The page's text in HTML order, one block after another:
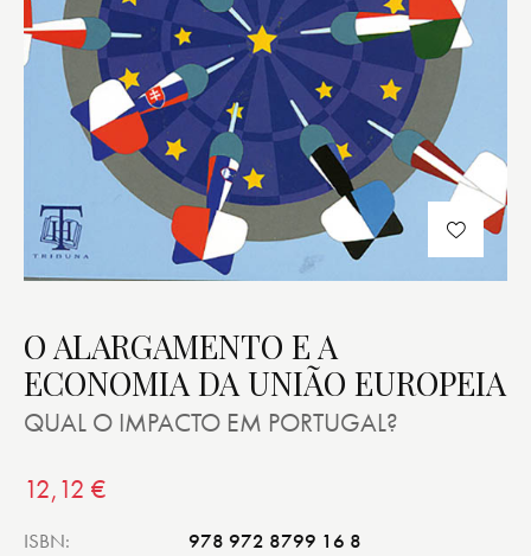
O ALARGAMENTO E A
ECONOMIA DA UNIÃO EUROPEIA
QUAL O IMPACTO EM PORTUGAL?
12,12 €
ISBN
978 972 8799 16 8